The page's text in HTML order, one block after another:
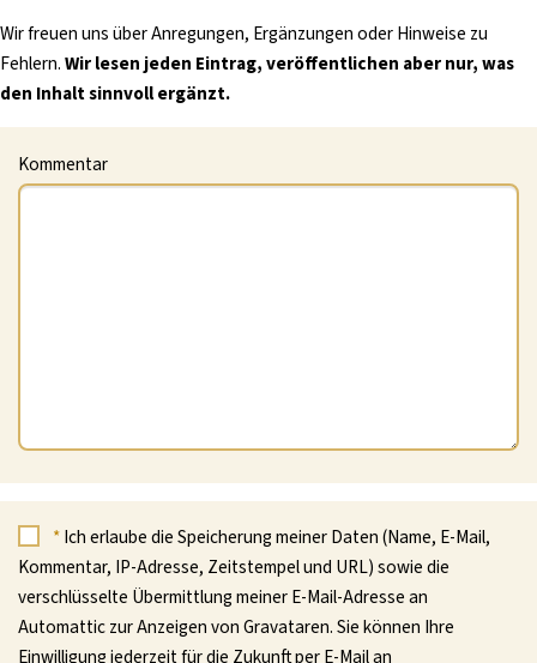
Wir freuen uns über Anregungen, Ergänzungen oder Hinweise zu
Fehlern.Wir lesen jeden Eintrag, veröffentlichen aber nur, was
den Inhalt sinnvoll ergänzt.
Kommentar
*Ich erlaube die Speicherung meiner Daten (Name, E-Mail,
Kommentar, IP-Adresse, Zeitstempel und URL) sowie die
verschlüsselte Übermittlung meiner E-Mail-Adresse an
Automattic zur Anzeigen von Gravataren. Sie können Ihre
Einwilligung jederzeit für die Zukunft per E-Mail an